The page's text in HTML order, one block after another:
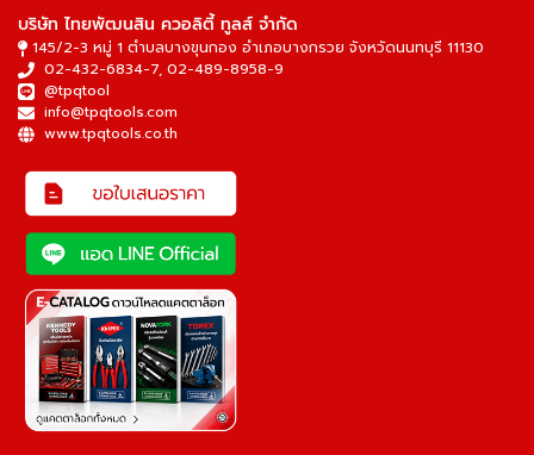
บริษัท ไทยพัฒนสิน ควอลิตี้ ทูลส์ จำกัด
145/2-3 หมู่ 1 ตำบลบางขุนกอง อำเภอบางกรวย จังหวัดนนทบุรี 11130
02-432-6834-7, 02-489-8958-9
@tpqtool
info@tpqtools.com
www.tpqtools.co.th